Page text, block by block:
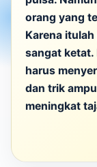
orang yang
Karena
sangat ketat.
harus
dan trik
meningkat